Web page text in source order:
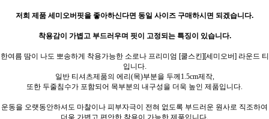
저희 제품 세미오버핏을 좋아하신다면 동일 사이즈 구매하시면 되겠습니다.
착용감이 가볍고 부드러우며 핏이 고정되는 특징이 있습니다.
한여름 땀이 나도 뽀송하게 착용가능한 소로나 프리미엄 [쿨스킨][세미오버] 라운드 티
입니다.
일반 티셔츠제품의 에리(목)부분을 두께1.5cm제작,
또한 두줄침수가 포함되어 목부분의 내구성을 더욱 높인 제품입니다.
운동을 오랫동안하셔도 마찰이나 피부자극이 전혀 없도록 부드러운 원사로 직조하여
더욱 가볍고 편안한 착용이 가능한 제품입니다.